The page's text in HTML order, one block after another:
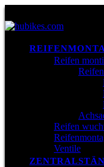
Reifen
Reifen
Ventile